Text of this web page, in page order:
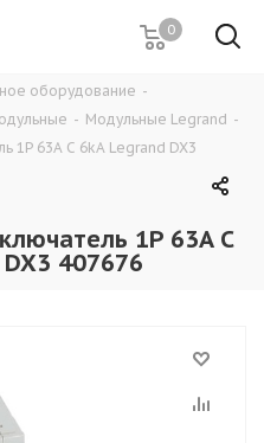
0
оборудование -
- Модульные Legrand -
1P 63A C 6kA Legrand DX3
1P 63A C
407676